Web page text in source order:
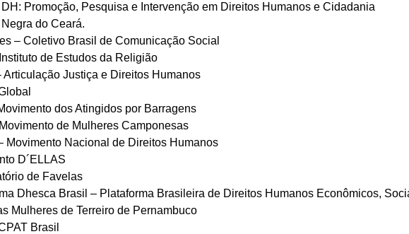
Promoção, Pesquisa e Intervenção em Direitos Humanos e Cidadania
do Ceará.
– Coletivo Brasil de Comunicação Social
de Estudos da Religião
Justiça e Direitos Humanos
dos Atingidos por Barragens
de Mulheres Camponesas
Movimento Nacional de Direitos Humanos
D´ELLAS
de Favelas
Dhesca Brasil – Plataforma Brasileira de Direitos Humanos Econômicos,
Mulheres de Terreiro de Pernambuco
Brasil